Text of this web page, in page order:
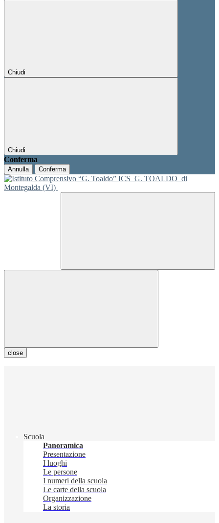
Chiudi
Chiudi
Conferma
Annulla Conferma
ICS G. TOALDO di
Montegalda (VI)
close
Scuola
Panoramica
Presentazione
I luoghi
Le persone
I numeri della scuola
Le carte della scuola
Organizzazione
La storia